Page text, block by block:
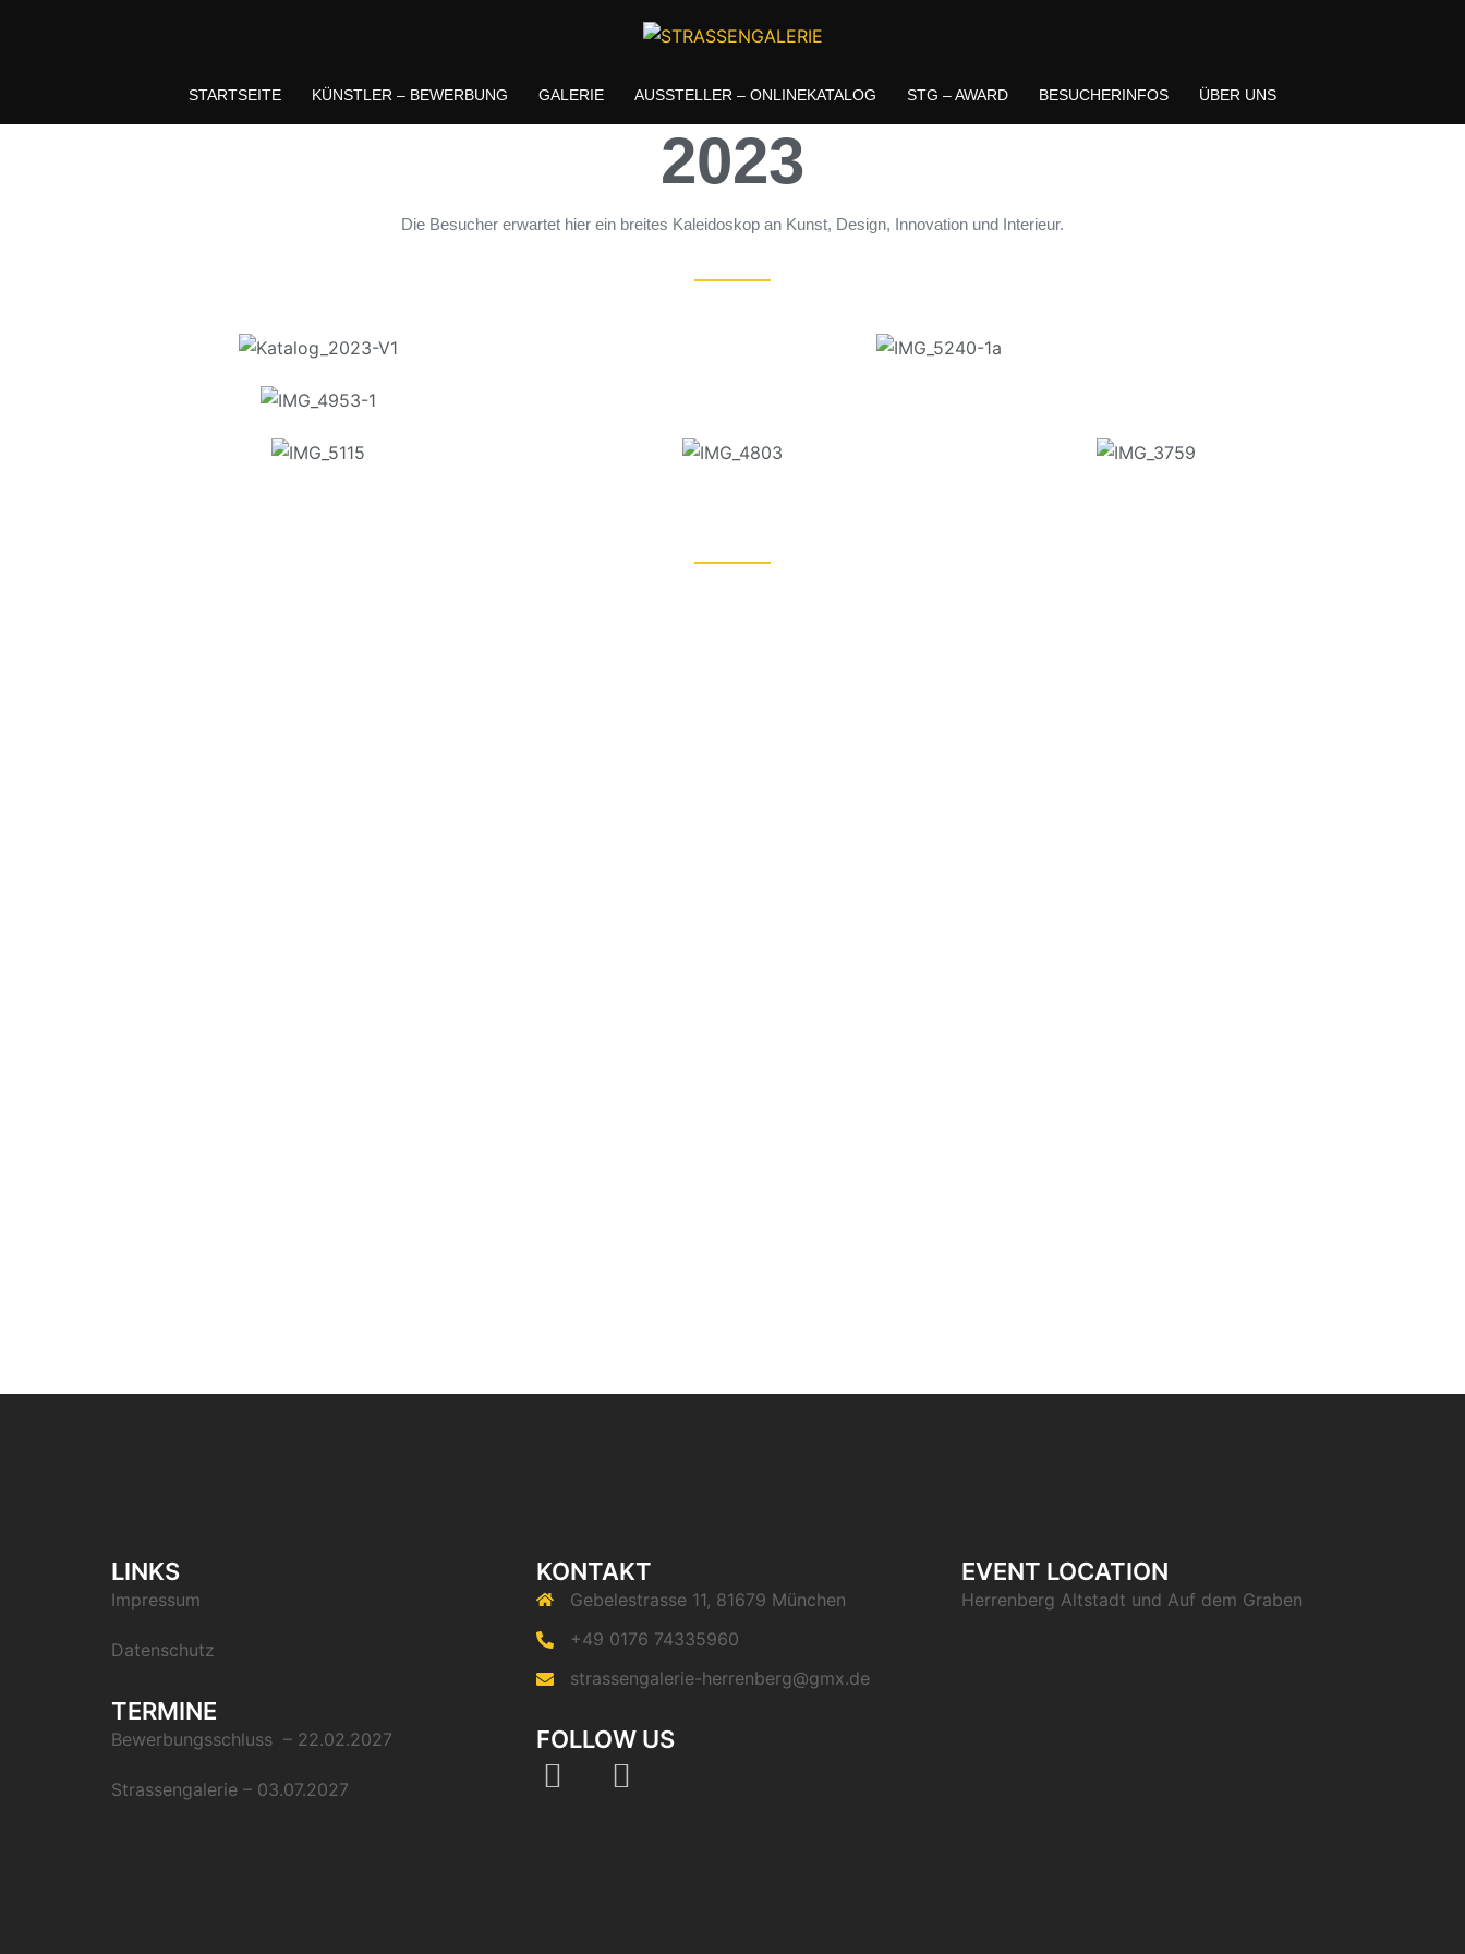
STARTSEITE KÜNSTLER – BEWERBUNG GALERIE AUSSTELLER – ONLINEKATALOG STG – AWARD BESUCHERINFOS ÜBER UNS
UNSERE GALERIE
2023
Die Besucher erwartet hier ein breites Kaleidoskop an Kunst, Design, Innovation und Interieur.
LINKS
Impressum
Datenschutz
TERMINE
Bewerbungsschluss – 22.02.2027
Strassengalerie – 03.07.2027
KONTAKT
Gebelestrasse 11, 81679 München
+49 0176 74335960
strassengalerie-herrenberg@gmx.de
FOLLOW US
EVENT LOCATION
Herrenberg Altstadt und Auf dem Graben